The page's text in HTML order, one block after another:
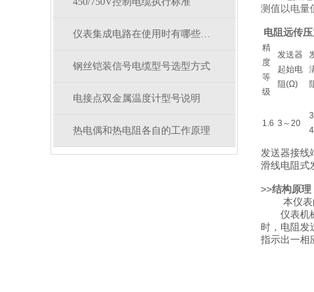
仪表集成电路在使用时有哪些注意事项
钢丝铠装信号电缆型号选型方式
电接点双金属温度计型号说明
热电偶和热电阻各自的工作原理
测值以电量
电阻远传
精
度
等
级
发送器
起始电
阻(Ω)
1.6 3～20
发送器接线
滑线电阻式
>>结构原理
本仪表由
仪表机械
时，电阻发
指示出一相